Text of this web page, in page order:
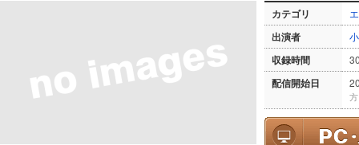
カテゴリ
出演者
収録時間
配信開始日
方